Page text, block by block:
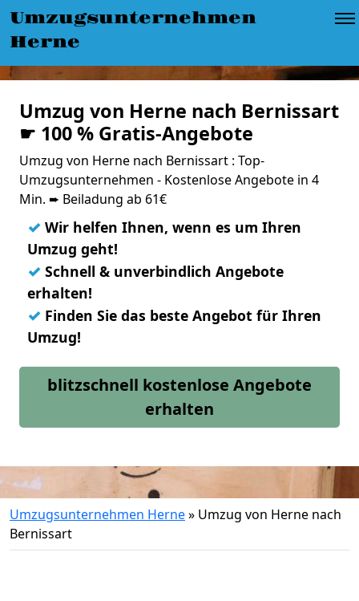
Umzugsunternehmen
Herne
Umzug von Herne nach Bernissart
☛ 100 % Gratis-Angebote
Umzug von Herne nach Bernissart : Top-
Umzugsunternehmen - Kostenlose Angebote in 4
Min. ➨ Beiladung ab 61€
✓ Wir helfen Ihnen, wenn es um Ihren
Umzug geht!
✓ Schnell & unverbindlich Angebote
erhalten!
✓ Finden Sie das beste Angebot für Ihren
Umzug!
blitzschnell kostenlose Angebote
erhalten
Umzugsunternehmen Herne» Umzug von Herne nach
Bernissart